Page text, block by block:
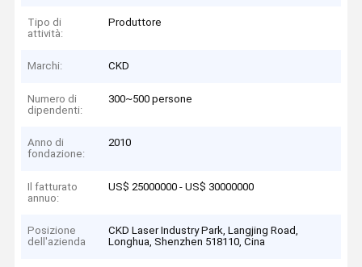
Tipo di
attività:
Produttore
Marchi: CKD
Numero di
dipendenti:
300~500 persone
Anno di
fondazione:
2010
Il fatturato
annuo:
US$ 25000000 - US$ 30000000
Posizione
dell'azienda
CKD Laser Industry Park, Langjing Road,
Longhua, Shenzhen 518110, Cina